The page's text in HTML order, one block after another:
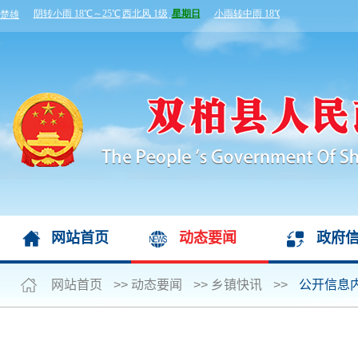
网站首页 动态要闻 政府
网站首页 >> 动态要闻 >> 乡镇快讯 >> 公开信息